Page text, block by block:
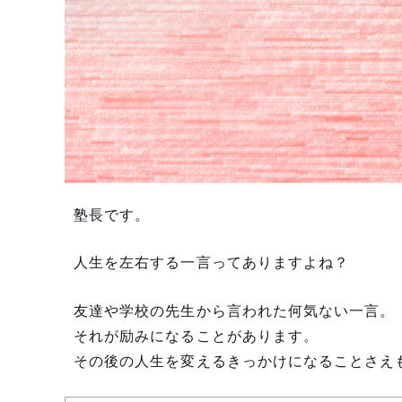
塾長です。
人生を左右する一言ってありますよね？
友達や学校の先生から言われた何気ない一言。
それが励みになることがあります。
その後の人生を変えるきっかけになることさえ